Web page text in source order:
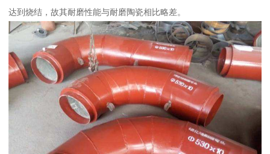
达到烧结，故其耐磨性能与耐磨陶瓷相比略差。